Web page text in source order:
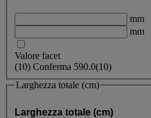
mm
mm
Valore facet
(10) Conferma 590.0(10)
Larghezza totale (cm)
Larghezza totale (cm)